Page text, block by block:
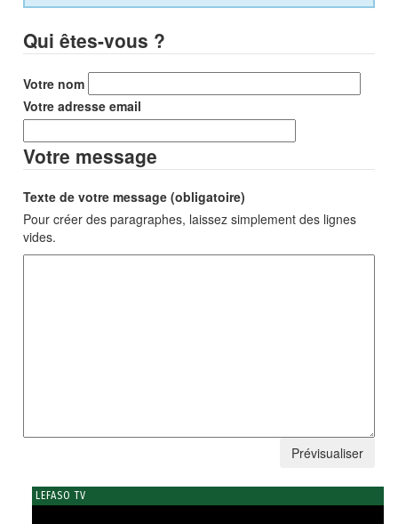
Qui êtes-vous ?
Votre nom
Votre adresse email
Votre message
Texte de votre message (obligatoire)
Pour créer des paragraphes, laissez simplement des lignes
vides.
LEFASO TV